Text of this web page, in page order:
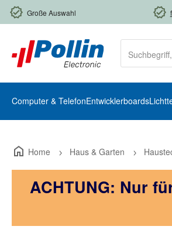
Hauptinhalt springen
Zur Suche springen
Zur Hauptnavigation springen
Große Auswahl
Computer & TelefonEntwicklerboards
Home Haus & Garten
ACHTUNG: Nur